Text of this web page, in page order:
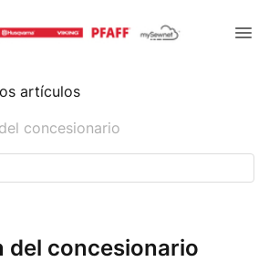
artículos
concesionario
del concesionario